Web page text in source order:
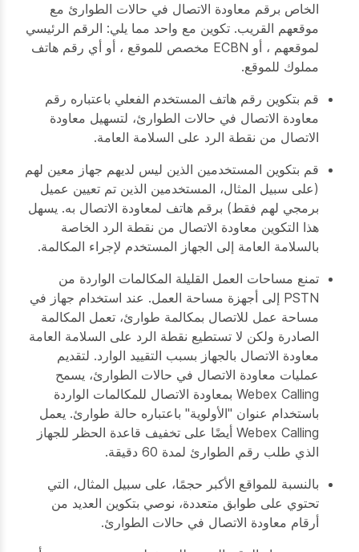
الخاص برقم معاودة الاتصال في حالات الطوارئ مع
موقعهم القريب. تكوين مع واحد مما يلي: الرقم الرئيسي
لموقعهم ، أو ECBN مخصص للموقع ، أو أي رقم هاتف
مملوك للموقع.
قم بتكوين رقم هاتف المستخدم الفعلي باعتباره رقم
معاودة الاتصال في حالات الطوارئ، لتسهيل معاودة
الاتصال من نقطة الرد على السلامة العامة.
قم بتكوين المستخدمين الذين ليس لديهم جهاز معين لهم
(على سبيل المثال، المستخدمين الذين تم تعيين عميل
برمجي لهم فقط) برقم هاتف لمعاودة الاتصال به. يسهل
هذا التكوين معاودة الاتصال من نقطة الرد الخاصة
بالسلامة العامة إلى الجهاز المستخدم لإجراء المكالمة.
تمنع مساحات العمل القليلة المكالمات الواردة من
PSTN إلى أجهزة مساحة العمل. عند استخدام جهاز في
مساحة عمل للاتصال بمكالمة طوارئ، تعمل المكالمة
الصادرة ولكن لا تستطيع نقطة الرد على السلامة العامة
معاودة الاتصال بالجهاز بسبب التقييد الوارد. لتقديم
عمليات معاودة الاتصال في حالات الطوارئ، يسمح
Webex Calling بمعاودة الاتصال للمكالمات الواردة
باستخدام عنوان "الأولوية" باعتباره حالة طوارئ. يعمل
Webex Calling أيضًا على تخفيف قاعدة الحظر للجهاز
الذي طلب رقم الطوارئ لمدة 60 دقيقة.
بالنسبة للمواقع الأكبر حجمًا، على سبيل المثال، التي
تحتوي على طوابق متعددة، نوصي بتكوين العديد من
أرقام معاودة الاتصال في حالات الطوارئ.